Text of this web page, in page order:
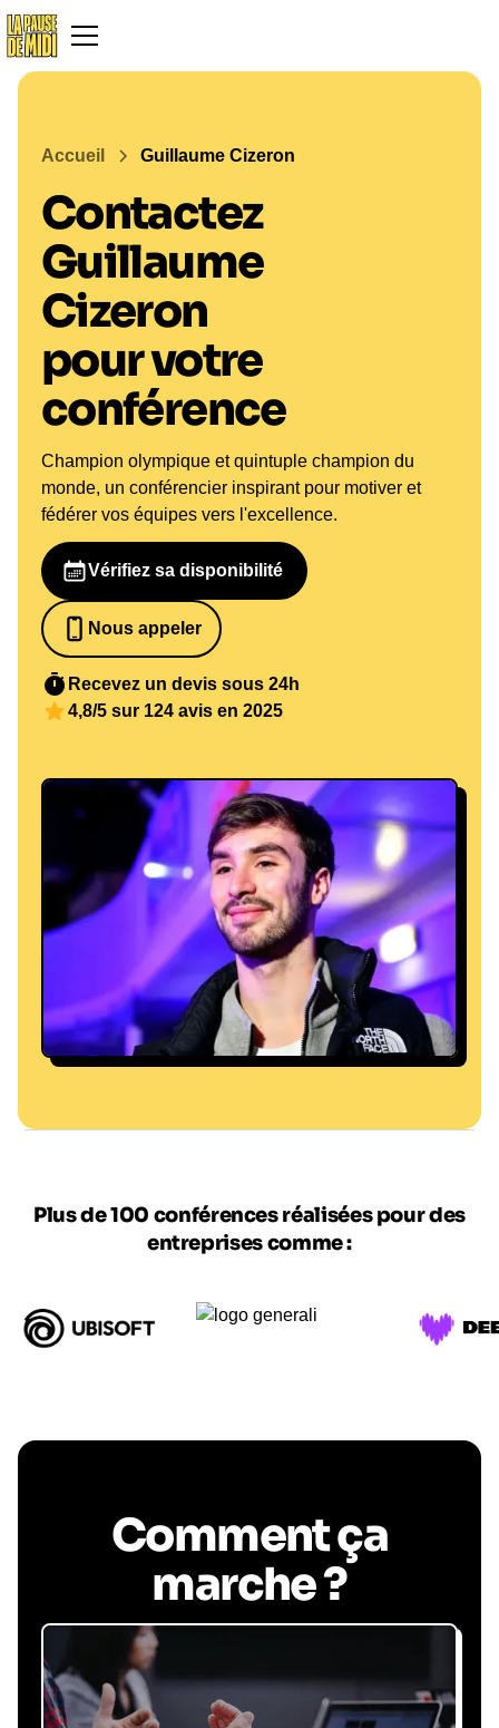
Accueil Guillaume Cizeron
Contactez
Guillaume
Cizeron
pour votre
conférence
Champion olympique et quintuple champion du
monde, un conférencier inspirant pour motiver et
fédérer vos équipes vers l'excellence.
Vérifiez sa disponibilité
Nous appeler
0652698481
Recevez un devis sous 24h
4,8/5 sur 124 avis en 2025
© Stéphanie Para
Plus de 100 conférences réalisées pour des
entreprises comme :
Comment ça
marche ?